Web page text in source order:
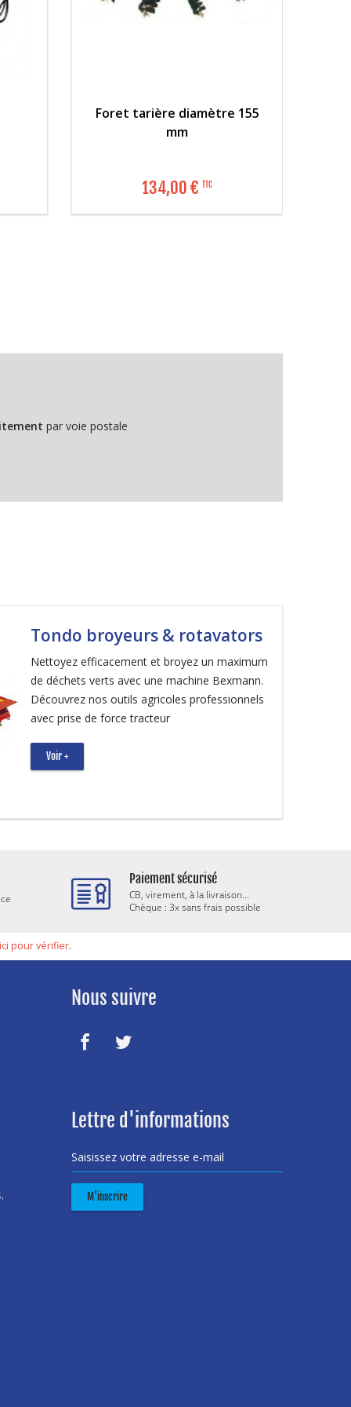
Foret tarière diamètre 155
mm
134,00 € TTC
par voie postale
Tondo broyeurs & rotavators
Nettoyez efficacement et broyez un maximum
de déchets verts avec une machine Bexmann.
Découvrez nos outils agricoles professionnels
avec prise de force tracteur
Voir +
Paiement sécurisé
CB, virement, à la livraison...
Chèque : 3x sans frais possible
pour vérifier.
Nous suivre
Lettre d'informations
Saisissez votre adresse e-mail
M'inscrire